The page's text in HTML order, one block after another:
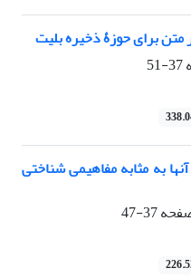
متن برای حوزۀ ذخیره بلیت
37-51
به مثابه مفاهیمی شناختی
37-47